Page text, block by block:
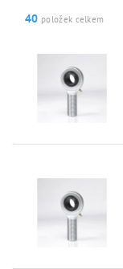
40 položek celkem